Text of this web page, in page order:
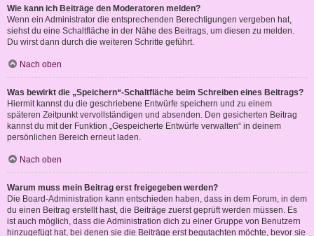
Wie kann ich Beiträge den Moderatoren melden?
Wenn ein Administrator die entsprechenden Berechtigungen vergeben hat,
siehst du eine Schaltfläche in der Nähe des Beitrags, um diesen zu melden.
Du wirst dann durch die weiteren Schritte geführt.
Nach oben
Was bewirkt die „Speichern“-Schaltfläche beim Schreiben eines Beitrags?
Hiermit kannst du die geschriebene Entwürfe speichern und zu einem
späteren Zeitpunkt vervollständigen und absenden. Den gesicherten Beitrag
kannst du mit der Funktion „Gespeicherte Entwürfe verwalten“ in deinem
persönlichen Bereich erneut laden.
Nach oben
Warum muss mein Beitrag erst freigegeben werden?
Die Board-Administration kann entschieden haben, dass in dem Forum, in dem
du einen Beitrag erstellt hast, die Beiträge zuerst geprüft werden müssen. Es
ist auch möglich, dass die Administration dich zu einer Gruppe von Benutzern
hinzugefügt hat, bei denen sie die Beiträge erst begutachten möchte, bevor sie